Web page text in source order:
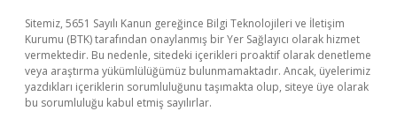
Sitemiz, 5651 Sayılı Kanun gereğince Bilgi Teknolojileri ve İletişim
Kurumu (BTK) tarafından onaylanmış bir Yer Sağlayıcı olarak hizmet
vermektedir. Bu nedenle, sitedeki içerikleri proaktif olarak denetleme
veya araştırma yükümlülüğümüz bulunmamaktadır. Ancak, üyelerimiz
yazdıkları içeriklerin sorumluluğunu taşımakta olup, siteye üye olarak
bu sorumluluğu kabul etmiş sayılırlar.